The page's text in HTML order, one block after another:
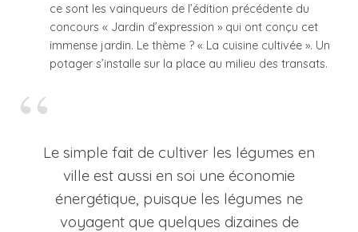
ce sont les vainqueurs de l’édition précédente du
concours « Jardin d’expression » qui ont conçu cet
immense jardin. Le thème ? « La cuisine cultivée ». Un
potager s’installe sur la place au milieu des transats.
Le simple fait de cultiver les légumes en
ville est aussi en soi une économie
énergétique, puisque les légumes ne
voyagent que quelques dizaines de